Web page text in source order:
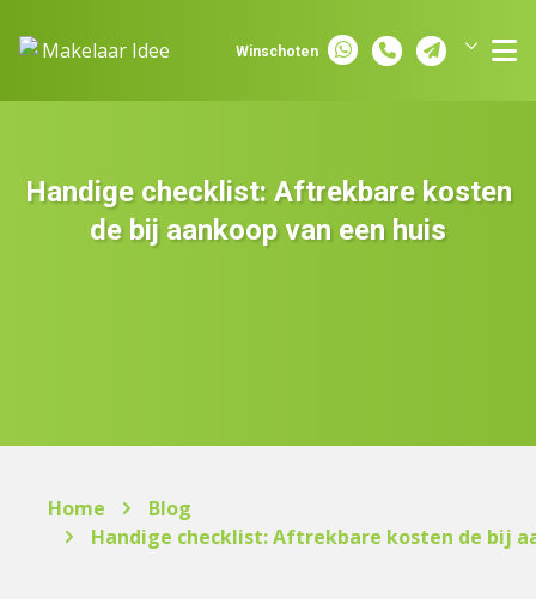
Winschoten
Handige checklist: Aftrekbare kosten
de bij aankoop van een huis
Home
Blog
Handige checklist: Aftrekbare kosten de bij